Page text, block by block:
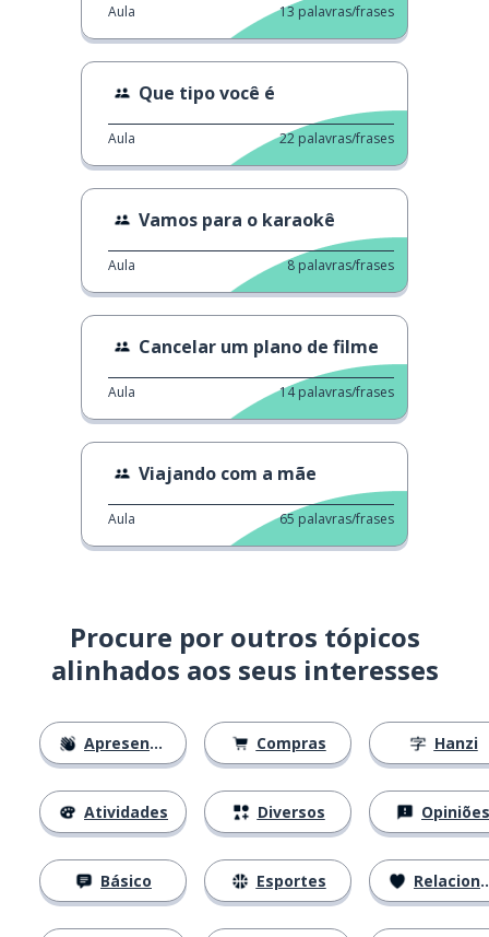
Aula 13 palavras/frases
Que tipo você é
Aula 22 palavras/frases
Vamos para o karaokê
Aula 8 palavras/frases
Cancelar um plano de filme
Aula 14 palavras/frases
Viajando com a mãe
Aula 65 palavras/frases
Procure por outros tópicos
alinhados aos seus interesses
Apresentações
Atividades
Básico
Compras
Diversos
Esportes
Hanzi
Opiniões
Relacionamentos